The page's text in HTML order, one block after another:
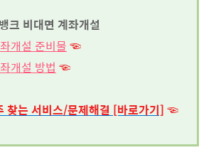
비대면 계좌개설
개설 준비물 ☜
개설 방법 ☜
찾는 서비스/문제해결 [바로가기] ☜